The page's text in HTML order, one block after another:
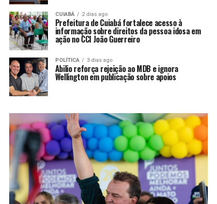
CUIABÁ 2 dias ago
Prefeitura de Cuiabá fortalece acesso à
informação sobre direitos da pessoa idosa em
ação no CCI João Guerreiro
POLÍTICA 3 dias ago
Abilio reforça rejeição ao MDB e ignora
Wellington em publicação sobre apoios